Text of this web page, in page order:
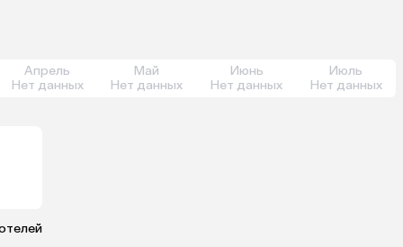
Апрель
Нет данных
Май
Нет данных
Июнь
Нет данных
Июль
Нет данных